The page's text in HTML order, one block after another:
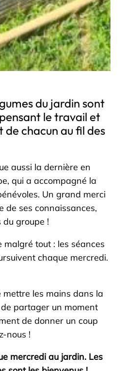
du jardin sont
le travail et
de chacun au fil des
aussi la dernière en
qui a accompagné la
Un grand merci
de ses connaissances,
du groupe !
malgré tout : les séances
chaque mercredi.
mettre les mains dans la
partager un moment
de donner un coup
nous !
mercredi au jardin. Les